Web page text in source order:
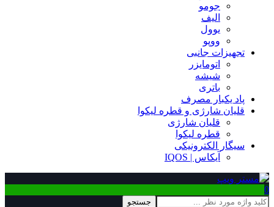
جومو
الیف
یوول
ووپو
تجهیزات جانبی
اتومایزر
شیشه
باتری
پاد یکبار مصرف
قلیان شارژی و قطره لیکوا
قلیان شارژی
قطره لیکوا
سیگار الکترونیکی
آیکاس | IQOS
0
جستجو